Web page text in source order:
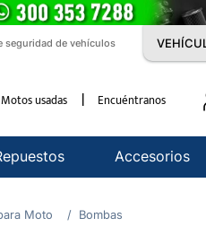
seguridad de vehículos
Motos usadas Encuéntranos
Accesorios
Moto Bombas